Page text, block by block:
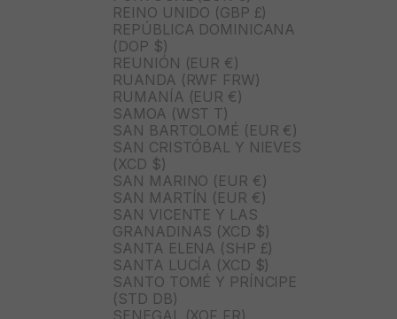
REINO UNIDO (GBP £)
REPÚBLICA DOMINICANA
(DOP $)
REUNIÓN (EUR €)
RUANDA (RWF FRW)
RUMANÍA (EUR €)
SAMOA (WST T)
SAN BARTOLOMÉ (EUR €)
SAN CRISTÓBAL Y NIEVES
(XCD $)
SAN MARINO (EUR €)
SAN MARTÍN (EUR €)
SAN VICENTE Y LAS
GRANADINAS (XCD $)
SANTA ELENA (SHP £)
SANTA LUCÍA (XCD $)
SANTO TOMÉ Y PRÍNCIPE
(STD DB)
SENEGAL (XOF FR)